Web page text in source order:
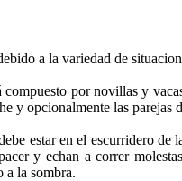
a la variedad de
por novillas y
y opcionalmente las parejas
estar en el escurridero
y echan a correr
a la sombra.